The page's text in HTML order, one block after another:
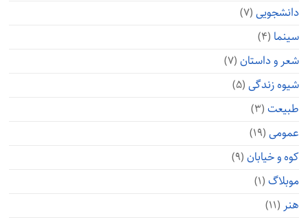
دانشجویی(۷)
سینما (۴)
شعر و داستان(۷)
شیوه زندگی(۵)
طبیعت(۳)
عمومی(۱۹)
کوه و خیابان(۹)
موبلاگ(۱)
هنر (۱۱)